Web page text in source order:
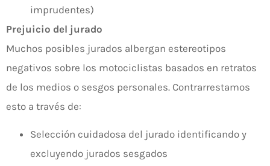
imprudentes)
Prejuicio del jurado
Muchos posibles jurados albergan estereotipos
negativos sobre los motociclistas basados en retratos
de los medios o sesgos personales. Contrarrestamos
esto a través de:
Selección cuidadosa del jurado identificando y
excluyendo jurados sesgados